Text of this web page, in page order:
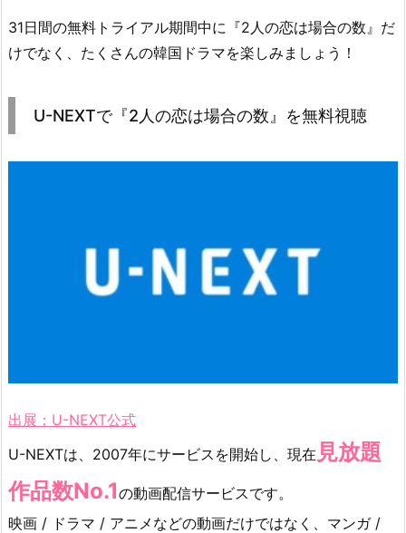
T
で
の
1.
U
N
E
31日間の無料トライアル期間中に『2人の恋は場合の数』だ
けでなく、たくさんの韓国ドラマを楽しみましょう！
U-NEXTで『2人の恋は場合の数』を無料視聴
出展：U-NEXT公式
U-NEXTは、2007年にサービスを開始し、現在 見放題
作品数No.1の動画配信サービスです。
映画 / ドラマ / アニメなどの動画だけではなく、マンガ /